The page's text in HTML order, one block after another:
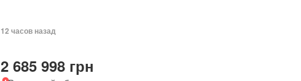
12 часов назад
2 685 998 грн